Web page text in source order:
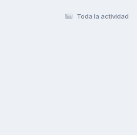
Toda la actividad